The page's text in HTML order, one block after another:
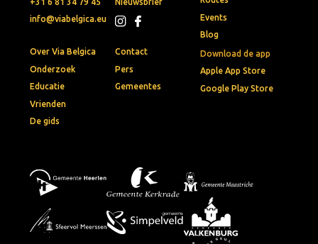
info@viabelgica.eu
Download de app
Apple App Store
Google Play Store
Events
Blog
Over Via Belgica
Onderzoek
Educatie
Vrienden
De gids
Contact
Pers
Gemeentes